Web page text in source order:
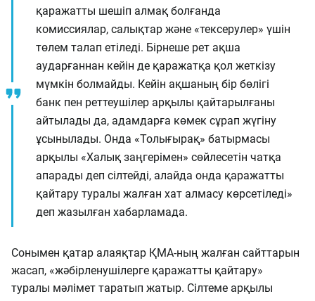
қаражатты шешіп алмақ болғанда
комиссиялар, салықтар және «тексерулер» үшін
төлем талап етіледі. Бірнеше рет ақша
аударғаннан кейін де қаражатқа қол жеткізу
мүмкін болмайды. Кейін ақшаның бір бөлігі
банк пен реттеушілер арқылы қайтарылғаны
айтылады да, адамдарға көмек сұрап жүгіну
ұсынылады. Онда «Толығырақ» батырмасы
арқылы «Халық заңгерімен» сөйлесетін чатқа
апарады деп сілтейді, алайда онда қаражатты
қайтару туралы жалған хат алмасу көрсетіледі»
деп жазылған хабарламада.
Сонымен қатар алаяқтар ҚМА-ның жалған сайттарын
жасап, «жәбірленушілерге қаражатты қайтару»
туралы мәлімет таратып жатыр. Сілтеме арқылы